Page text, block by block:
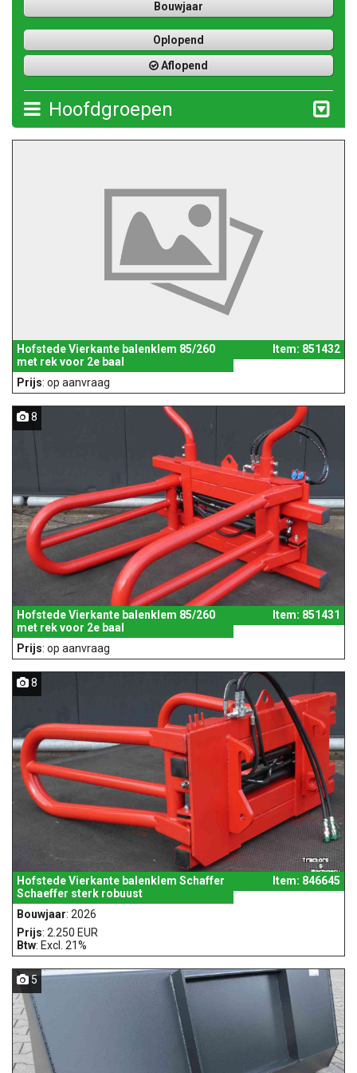
Bouwjaar
Oplopend
Aflopend
Hoofdgroepen
Hofstede Vierkante balenklem 85/260
met rek voor 2e baal
Item: 851432
Prijs: op aanvraag
8
Hofstede Vierkante balenklem 85/260
met rek voor 2e baal
Item: 851431
Prijs: op aanvraag
8
Hofstede Vierkante balenklem Schaffer
Schaeffer sterk robuust
Item: 846645
Bouwjaar: 2026
Prijs: 2.250 EUR
Btw: Excl. 21%
5